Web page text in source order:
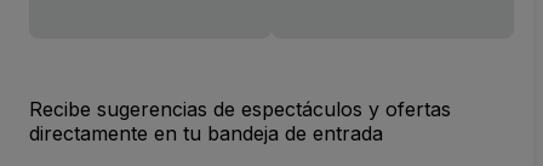
Recibe sugerencias de espectáculos y ofertas
directamente en tu bandeja de entrada